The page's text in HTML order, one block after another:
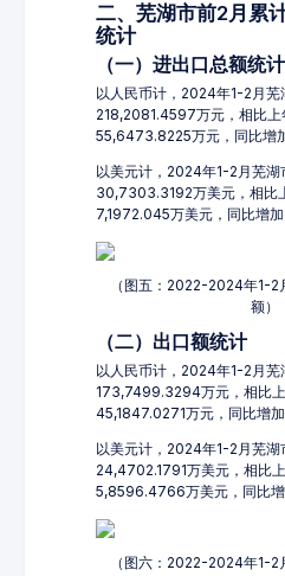
二、芜湖市前2月累
统计
（一）进出口总额统计
以人民币计，2024年1-2月芜
218,2081.4597万元，相比上
55,6473.8225万元，同比增
以美元计，2024年1-2月芜湖
30,7303.3192万美元，相比
7,1972.045万美元，同比增
（图五：2022-2024年1-2
额）
（二）出口额统计
以人民币计，2024年1-2月芜
173,7499.3294万元，相比
45,1847.0271万元，同比增加
以美元计，2024年1-2月芜湖
24,4702.1791万美元，相比
5,8596.4766万美元，同比增
（图六：2022-2024年1-2